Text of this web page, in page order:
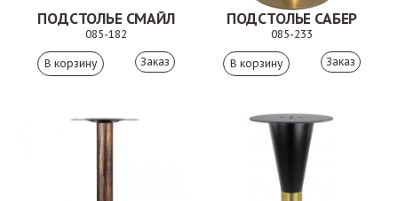
ПОДСТОЛЬЕ СМАЙЛ
085-182
Заказ
ПОДСТОЛЬЕ САБЕР
085-233
Заказ